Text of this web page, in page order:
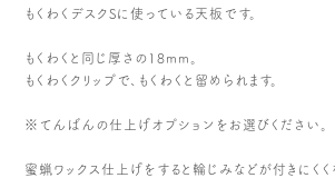
もくわくデスクSに使っている天板です。
もくわくと同じ厚さの18mm。
もくわくクリップで、もくわくと留められます。
※てんばんの仕上げオプションをお選びください。
蜜蝋ワックス仕上げをすると輪じみなどが付きにくくな